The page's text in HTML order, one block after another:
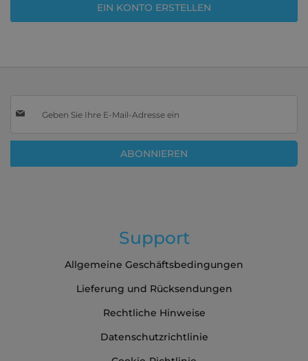
EIN KONTO ERSTELLEN
Sie
für
Newsletter
ABONNIEREN
Support
Allgemeine Geschäftsbedingungen
Lieferung und Rücksendungen
Rechtliche Hinweise
Datenschutzrichtlinie